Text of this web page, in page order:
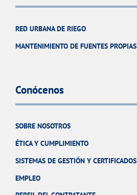
RED URBANA DE RIEGO
MANTENIMIENTO DE FUENTES PROPIAS
Conócenos
SOBRE NOSOTROS
ÉTICA Y CUMPLIMIENTO
SISTEMAS DE GESTIÓN Y CERTIFICADOS
EMPLEO